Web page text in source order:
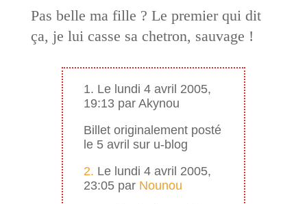
Pas belle ma fille ? Le premier qui dit
ça, je lui casse sa chetron, sauvage !
1. Le lundi 4 avril 2005,
19:13 par Akynou
Billet originalement posté
le 5 avril sur u-blog
2. Le lundi 4 avril 2005,
23:05 par Nounou